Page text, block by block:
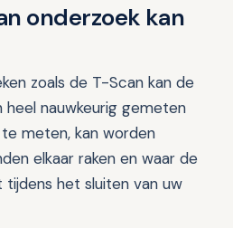
onderzoek kan
zoals de T-Scan kan de
nauwkeurig gemeten
meten, kan worden
elkaar raken en waar de
het sluiten van uw